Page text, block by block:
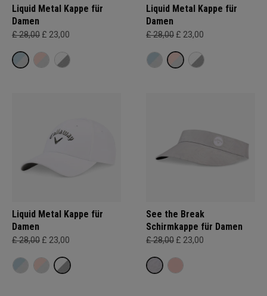
Liquid Metal Kappe für
Damen
£ 28,00 £ 23,00
Liquid Metal Kappe für
Damen
£ 28,00 £ 23,00
Liquid Metal Kappe für
Damen
£ 28,00 £ 23,00
See the Break
Schirmkappe für Damen
£ 28,00 £ 23,00